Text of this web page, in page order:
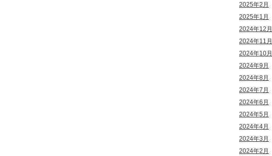
2025年2月
2025年1月
2024年12月
2024年11月
2024年10月
2024年9月
2024年8月
2024年7月
2024年6月
2024年5月
2024年4月
2024年3月
2024年2月